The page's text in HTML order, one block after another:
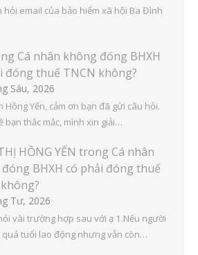
hỏi email của bảo hiểm xã hội Ba Đình
Cá nhân không đóng BHXH
đóng thuế TNCN không?
Sáu, 2026
Hồng Yến, cảm ơn bạn đã gửi câu hỏi.
bạn thắc mắc, mình xin giải…
HỒNG YẾN trong Cá nhân
BHXH có phải đóng thuế
Tư, 2026
vài trường hợp sau với ạ 1.Nếu người
quá tuổi lao động nhưng vẫn còn…